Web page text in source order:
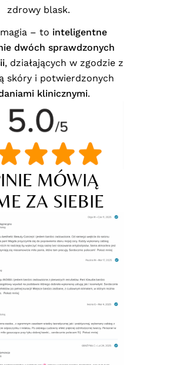
zdrowy blask.
– to inteligentne
dwóch sprawdzonych
, działających w zgodzie z
skóry i potwierdzonych
klinicznymi.
MÓWIĄ
ZA SIEBIE